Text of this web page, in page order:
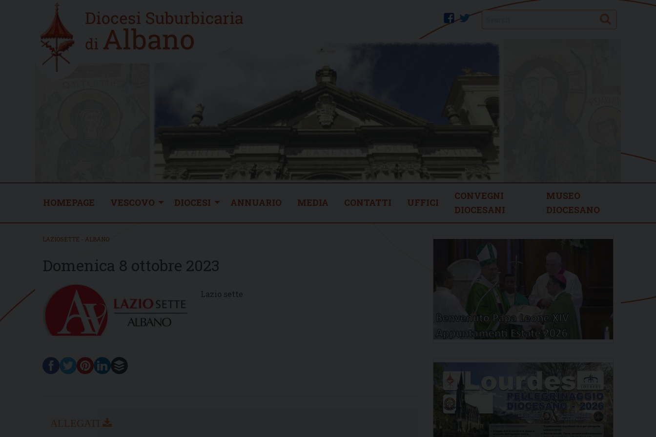
Home
new
twitter
facebook Search
HOMEPAGE VESCOVO DIOCESI ANNUARIO MEDIA CONTATTI UFFICI
CONVEGNI
DIOCESANI
MUSEO
DIOCESANO
LAZIOSETTE - ALBANO
Domenica 8 ottobre 2023
Lazio sette